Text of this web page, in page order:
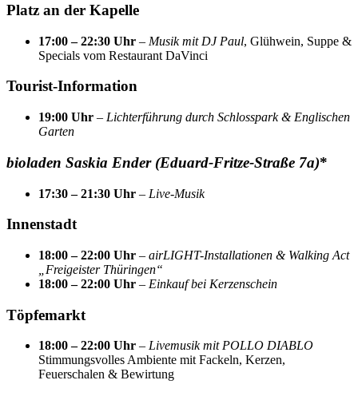
Platz an der Kapelle
17:00 – 22:30 Uhr – Musik mit DJ Paul, Glühwein, Suppe &
Specials vom Restaurant DaVinci
Tourist-Information
19:00 Uhr – Lichterführung durch Schlosspark & Englischen
Garten
bioladen Saskia Ender (Eduard-Fritze-Straße 7a)*
17:30 – 21:30 Uhr – Live-Musik
Innenstadt
18:00 – 22:00 Uhr – airLIGHT-Installationen & Walking Act
„Freigeister Thüringen“
18:00 – 22:00 Uhr – Einkauf bei Kerzenschein
Töpfemarkt
18:00 – 22:00 Uhr – Livemusik mit POLLO DIABLO
Stimmungsvolles Ambiente mit Fackeln, Kerzen,
Feuerschalen & Bewirtung